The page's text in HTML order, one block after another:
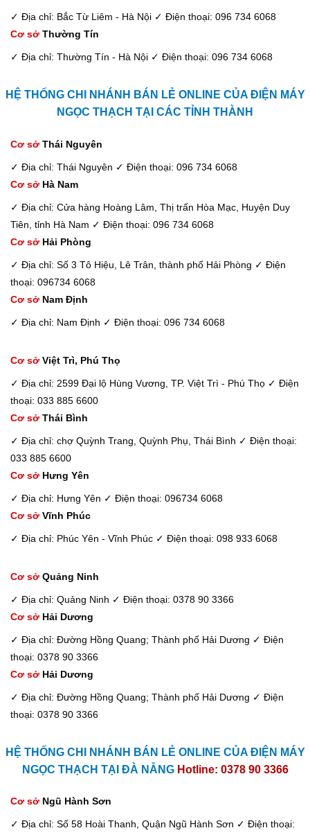
✓ Địa chỉ: Bắc Từ Liêm - Hà Nội ✓ Điện thoại: 096 734 6068
Cơ sở Thường Tín
✓ Địa chỉ: Thường Tín - Hà Nội ✓ Điện thoại: 096 734 6068
HỆ THỐNG CHI NHÁNH BÁN LẺ ONLINE CỦA ĐIỆN MÁY
NGỌC THẠCH TẠI CÁC TỈNH THÀNH
Cơ sở Thái Nguyên
✓ Địa chỉ: Thái Nguyên ✓ Điện thoại: 096 734 6068
Cơ sở Hà Nam
✓ Địa chỉ: Cửa hàng Hoàng Lâm, Thị trấn Hòa Mạc, Huyện Duy
Tiên, tỉnh Hà Nam ✓ Điện thoại: 096 734 6068
Cơ sở Hải Phòng
✓ Địa chỉ: Số 3 Tô Hiệu, Lê Trân, thành phố Hải Phòng ✓ Điện
thoại: 096734 6068
Cơ sở Nam Định
✓ Địa chỉ: Nam Định ✓ Điện thoại: 096 734 6068
Cơ sở Việt Trì, Phú Thọ
✓ Địa chỉ: 2599 Đại lộ Hùng Vương, TP. Việt Trì - Phú Thọ ✓ Điện
thoại: 033 885 6600
Cơ sở Thái Bình
✓ Địa chỉ: chợ Quỳnh Trang, Quỳnh Phụ, Thái Bình ✓ Điện thoại:
033 885 6600
Cơ sở Hưng Yên
✓ Địa chỉ: Hưng Yên ✓ Điện thoại: 096734 6068
Cơ sở Vĩnh Phúc
✓ Địa chỉ: Phúc Yên - Vĩnh Phúc ✓ Điện thoại: 098 933 6068
Cơ sở Quảng Ninh
✓ Địa chỉ: Quảng Ninh ✓ Điện thoại: 0378 90 3366
Cơ sở Hải Dương
✓ Địa chỉ: Đường Hồng Quang; Thành phố Hải Dương ✓ Điện
thoại: 0378 90 3366
Cơ sở Hải Dương
✓ Địa chỉ: Đường Hồng Quang; Thành phố Hải Dương ✓ Điện
thoại: 0378 90 3366
HỆ THỐNG CHI NHÁNH BÁN LẺ ONLINE CỦA ĐIỆN MÁY
NGỌC THẠCH TẠI ĐÀ NẴNG Hotline: 0378 90 3366
Cơ sở Ngũ Hành Sơn
✓ Địa chỉ: Số 58 Hoài Thanh, Quận Ngũ Hành Sơn ✓ Điện thoại: